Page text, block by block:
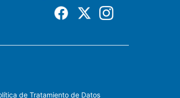
vida como la
de Tratamiento de Datos